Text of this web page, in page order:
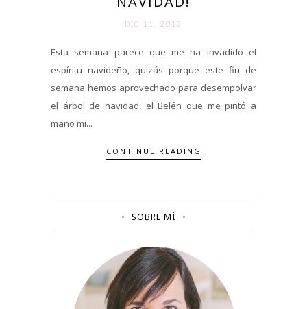
DIC 11. 2012
Esta semana parece que me ha invadido el
espíritu navideño, quizás porque este fin de
semana hemos aprovechado para desempolvar
el árbol de navidad, el Belén que me pintó a
mano mi...
CONTINUE READING
SOBRE MÍ